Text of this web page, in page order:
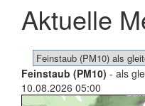
Aktuelle
Feinstaub (PM10) - als
10.08.2026 05:00